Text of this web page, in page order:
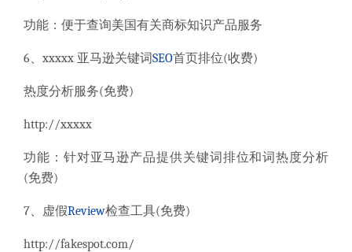
功能：便于查询美国有关商标知识产品服务
6、 xxxxx 亚马逊关键词SEO首页排位(收费)
热度分析服务(免费)
http://xxxxx
功能：针对亚马逊产品提供关键词排位和词热度分析
(免费)
7、虚假Review检查工具(免费)
http://fakespot.com/